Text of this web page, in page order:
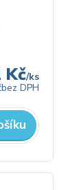
Kč/ks
bez DPH